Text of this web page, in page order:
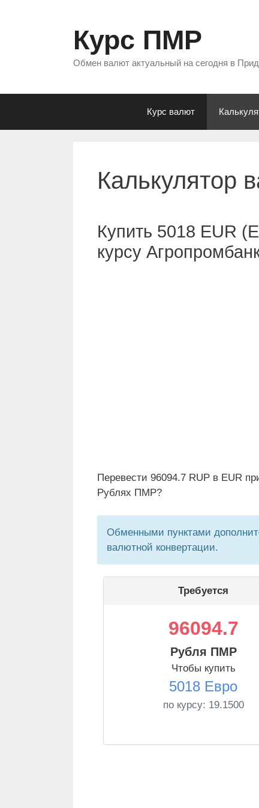
Курс ПМР
Обмен валют актуальный на сегодня в
Курс валют
Калькулятор
Купить 5018 EUR
курсу
Перевести 96094.7 RUP в EUR
Рублях ПМР?
Обменными пунктами
валютной конвертации.
Требуется
96094.7
Рубля ПМР
Чтобы купить
5018 Евро
по курсу: 19.1500